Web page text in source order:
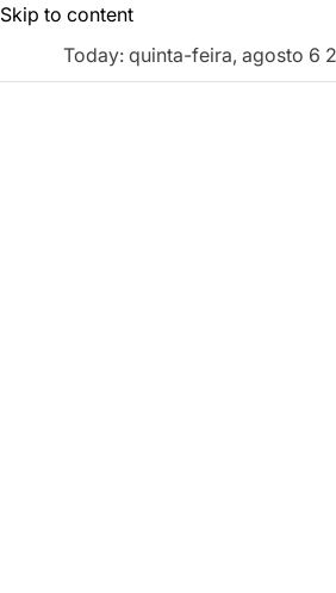
Skip to content
Today: quinta-feira, agosto 6